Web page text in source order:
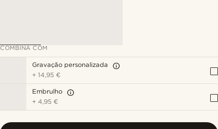
COMBINA COM
Gravação personalizada
+14,95 €
Embrulho
+4,95 €